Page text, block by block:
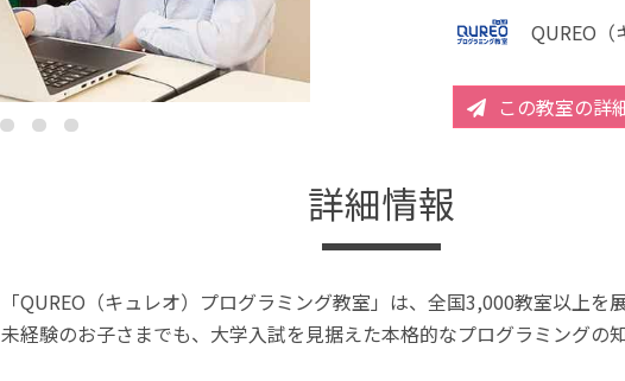
QUREO
この教室の詳
詳細情報
「QUREO（キュレオ）プログラミング教室」は、全国3,000教室以上を
未経験のお子さまでも、大学入試を見据えた本格的なプログラミングの